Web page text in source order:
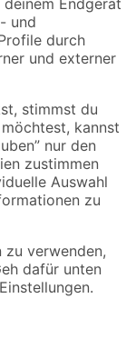
Angebote sind unter
beziehen
Speditionsversand, hier